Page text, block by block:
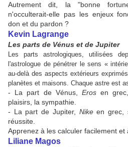
Autrement dit, la "bonne
n'occulterait-elle pas les enjeux
don et du pardon ?
Kevin Lagrange
Les parts de Vénus et de Jupiter
Les parts astrologiques, utilisées
l'astrologue de pénétrer le sens «
au-delà des aspects extérieurs
planètes et maisons. Chaque astre est
- La part de Vénus, Erosen
plaisirs, la sympathie.
- La part de Jupiter, Nikeen grec,
réussite.
Apprenez à les calculer facilement et
Liliane Magos